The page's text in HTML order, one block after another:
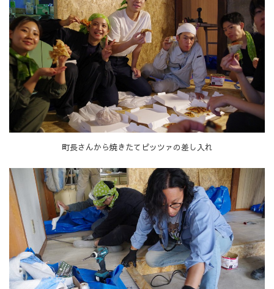
町長さんから焼きたてピッツァの差し入れ